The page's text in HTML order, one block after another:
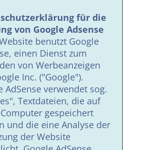
für die
von Google Adsense
benutzt Google
einen Dienst zum
von Werbeanzeigen
Inc. ("Google").
AdSense verwendet sog.
Textdateien, die auf
gespeichert
und die eine Analyse der
der Website